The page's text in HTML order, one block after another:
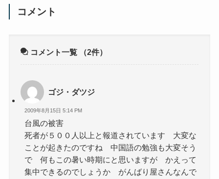
コメント
コメント一覧 （2件）
ゴジ・ダツジ
2009年8月15日 5:14 PM
台風の被害
死者が５００人以上と報道されています 大変な
ことが起きたのですね 中国語の勉強も大変そう
で 何もこの暑い時期にと思いますが かえって
集中できるのでしょうか がんばり屋さんなんで